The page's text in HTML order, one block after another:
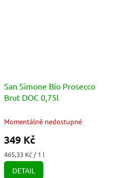
San Simone Bio Prosecco
Brut DOC 0,75l
Momentálně nedostupné
349 Kč
Měrná
cena:
465,33 Kč / 1 l
DETAIL